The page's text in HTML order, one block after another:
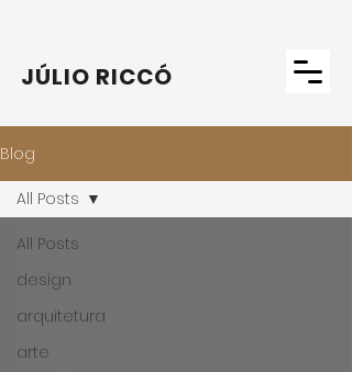
JÚLIO RICCÓ
Blog
All Posts
design
arquitetura
arte
All Posts